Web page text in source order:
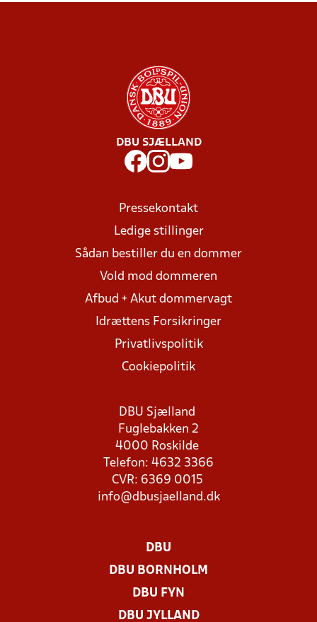
DBU SJÆLLAND
Pressekontakt
Ledige stillinger
Sådan bestiller du en dommer
Vold mod dommeren
Afbud + Akut dommervagt
Idrættens Forsikringer
Privatlivspolitik
Cookiepolitik
DBU Sjælland
Fuglebakken 2
4000 Roskilde
Telefon: 4632 3366
CVR: 6369 0015
info@dbusjaelland.dk
DBU
DBU BORNHOLM
DBU FYN
DBU JYLLAND